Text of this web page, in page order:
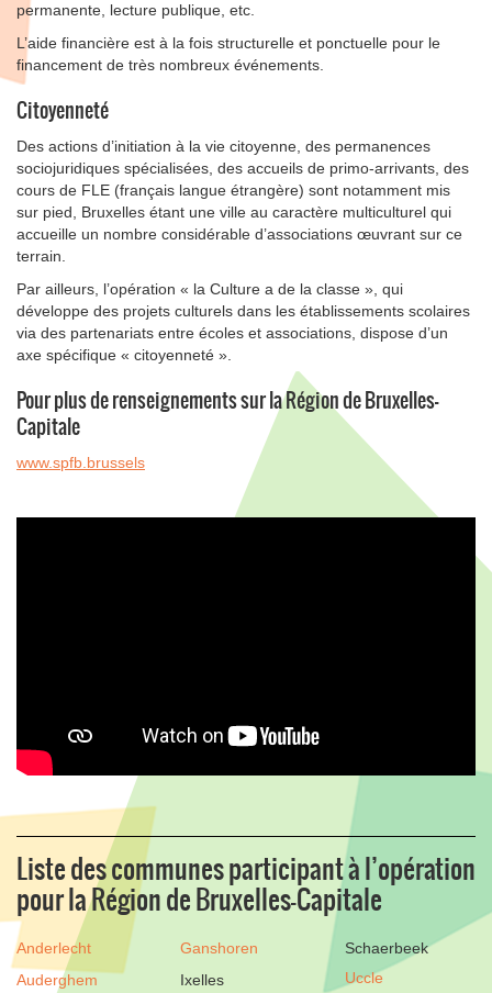
permanente, lecture publique, etc.
L’aide financière est à la fois structurelle et ponctuelle pour le
financement de très nombreux événements.
Citoyenneté
Des actions d’initiation à la vie citoyenne, des permanences
sociojuridiques spécialisées, des accueils de primo-arrivants, des
cours de FLE (français langue étrangère) sont notamment mis
sur pied, Bruxelles étant une ville au caractère multiculturel qui
accueille un nombre considérable d’associations œuvrant sur ce
terrain.
Par ailleurs, l’opération « la Culture a de la classe », qui
développe des projets culturels dans les établissements scolaires
via des partenariats entre écoles et associations, dispose d’un
axe spécifique « citoyenneté ».
Pour plus de renseignements sur la Région de Bruxelles-
Capitale
www.spfb.brussels
Liste des communes participant à l’opération
pour la Région de Bruxelles-Capitale
Anderlecht
Auderghem
Ganshoren
Ixelles
Schaerbeek
Uccle